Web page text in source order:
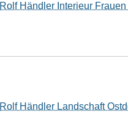
Rolf Händler Interieur
Rolf Händler Landschaft